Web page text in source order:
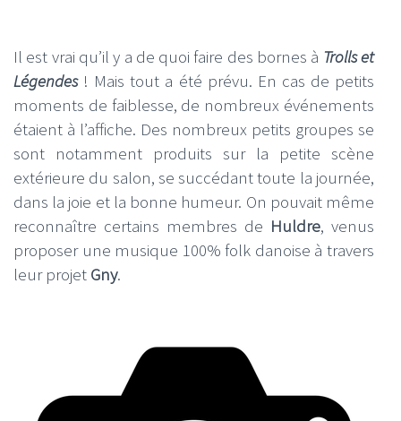
Il est vrai qu’il y a de quoi faire des bornes à Trolls et
Légendes! Mais tout a été prévu. En cas de petits
moments de faiblesse, de nombreux événements
étaient à l’affiche. Des nombreux petits groupes se
sont notamment produits sur la petite scène
extérieure du salon, se succédant toute la journée,
dans la joie et la bonne humeur. On pouvait même
reconnaître certains membres de Huldre, venus
proposer une musique 100% folk danoise à travers
leur projet Gny.